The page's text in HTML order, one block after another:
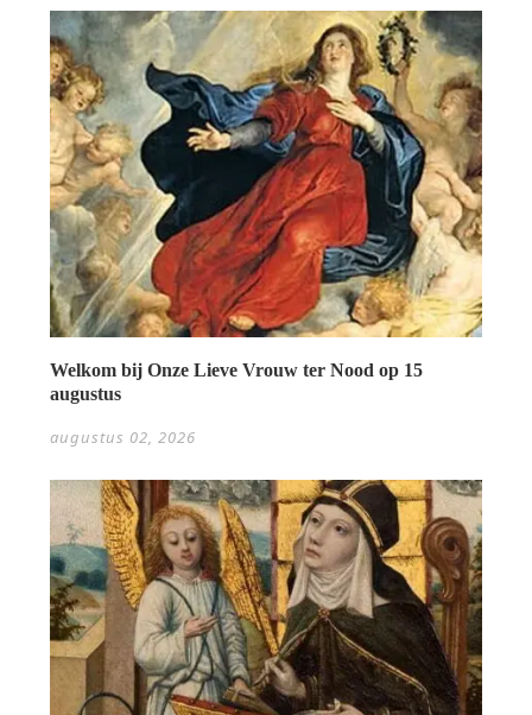
Welkom bij Onze Lieve Vrouw ter Nood op 15
augustus
augustus 02, 2026